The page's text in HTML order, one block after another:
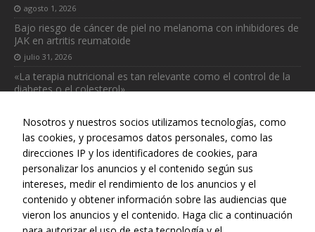
agosto 1, 2026
Bajo riesgo de cáncer de piel no melanoma con inhibidores de
JAK en artritis reumatoide
julio 31, 2026
«La terapia nutricional es tan relevante como el control de la
diabetes o el colesterol»
Web realizada con el patrocinio del Centro Español de Derechos
Reprográficos
Nosotros y nuestros socios utilizamos tecnologías, como
las cookies, y procesamos datos personales, como las
direcciones IP y los identificadores de cookies, para
personalizar los anuncios y el contenido según sus
intereses, medir el rendimiento de los anuncios y el
contenido y obtener información sobre las audiencias que
vieron los anuncios y el contenido. Haga clic a continuación